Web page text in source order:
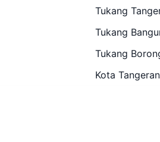
Tukang
Tukang
Tukang
Kota